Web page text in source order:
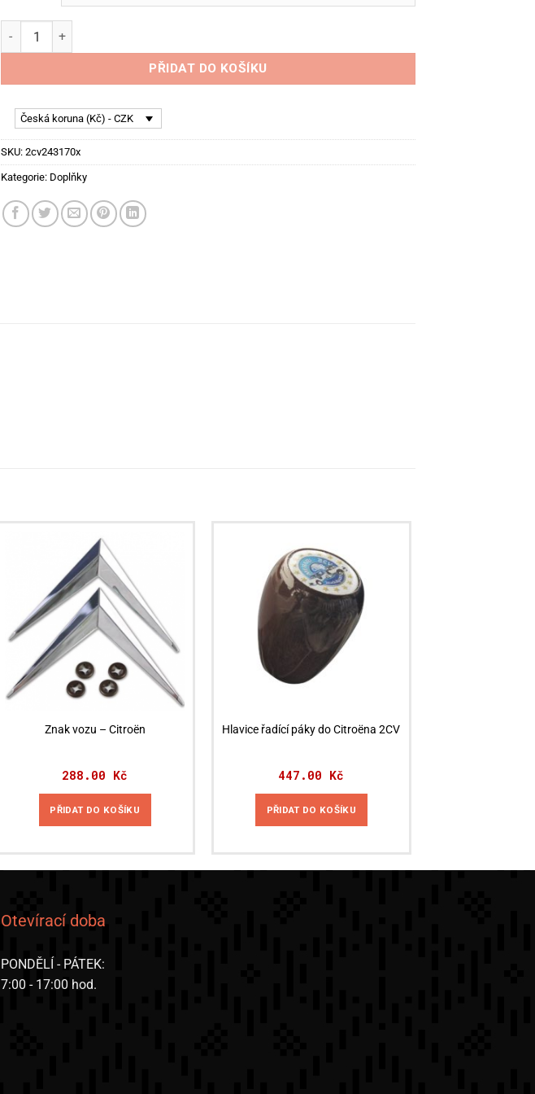
Ochrana pžedniho zamku Citroënu 2cv množství
PŘIDAT DO KOŠÍKU
Česká koruna (Kč) - CZK
SKU: 2cv243170x
Kategorie: Doplňky
Znak vozu – Citroën
288.00 Kč
PŘIDAT DO KOŠÍKU
Hlavice řadící páky do Citroëna 2CV
447.00 Kč
PŘIDAT DO KOŠÍKU
Otevírací doba
PONDĚLÍ - PÁTEK:
7:00 - 17:00 hod.